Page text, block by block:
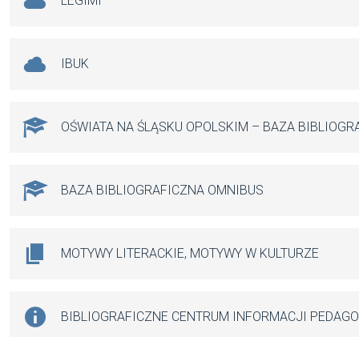
IBUK
OŚWIATA NA ŚLĄSKU OPOLSKIM – BAZA
BAZA BIBLIOGRAFICZNA OMNIBUS
MOTYWY LITERACKIE, MOTYWY W KULTURZE
BIBLIOGRAFICZNE CENTRUM INFORMACJI